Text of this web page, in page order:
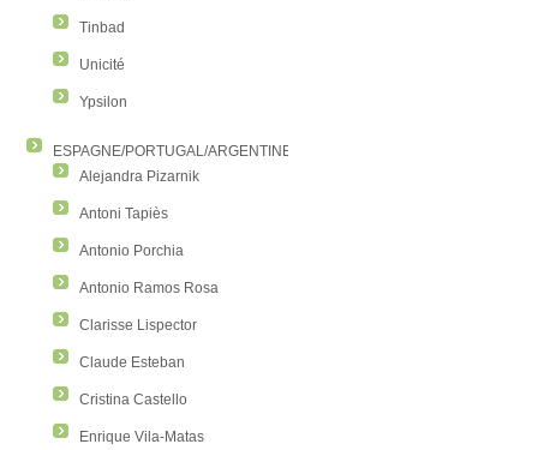
Tinbad
Unicité
Ypsilon
ESPAGNE/PORTUGAL/ARGENTINE/COLOMBIE
Alejandra Pizarnik
Antoni Tapiès
Antonio Porchia
Antonio Ramos Rosa
Clarisse Lispector
Claude Esteban
Cristina Castello
Enrique Vila-Matas